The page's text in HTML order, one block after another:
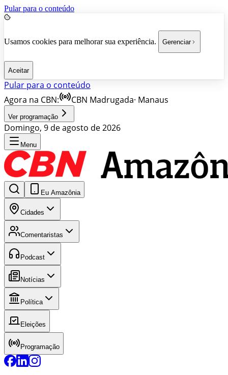
Pular para o conteúdo
Usamos cookies para melhorar sua experiência. Gerenciar
Aceitar
Pular para o conteúdo
Agora na CBN:
CBN Madrugada· Manaus
Ver programação
Domingo, 9 de agosto de 2026
Menu
Eu Amazônia
Cidades
Comentaristas
Podcast
Notícias
Política
Eleições
Programação